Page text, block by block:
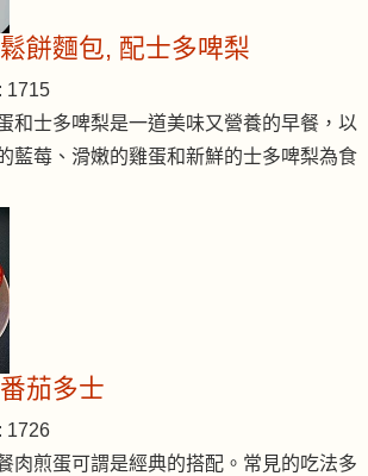
餅麵包, 配士多啤梨
1715
和士多啤梨是一道美味又營養的早餐，以
藍莓、滑嫩的雞蛋和新鮮的士多啤梨為食
茄多士
1726
肉煎蛋可謂是經典的搭配。常見的吃法多